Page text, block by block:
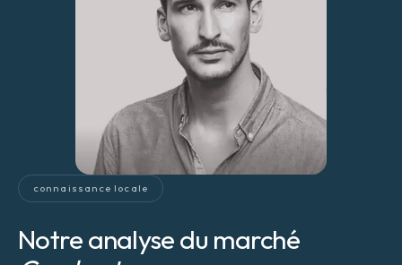
connaissance locale
Notre analyse du marché